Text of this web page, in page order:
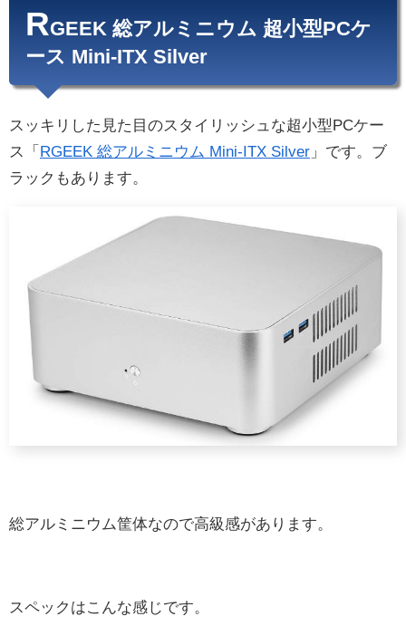
RGEEK 総アルミニウム 超小型PCケ
ース Mini-ITX Silver
スッキリした見た目のスタイリッシュな超小型PCケー
ス「 RGEEK 総アルミニウム Mini-ITX Silver 」です。ブ
ラックもあります。
総アルミニウム筐体なので高級感があります。
スペックはこんな感じです。